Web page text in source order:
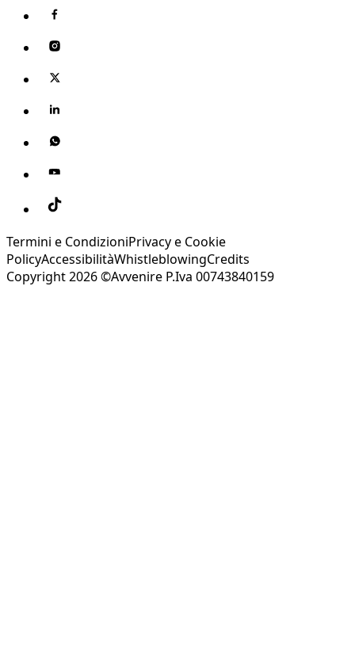
Termini e CondizioniPrivacy e Cookie
PolicyAccessibilitàWhistleblowingCredits
Copyright 2026 ©Avvenire P.Iva 00743840159